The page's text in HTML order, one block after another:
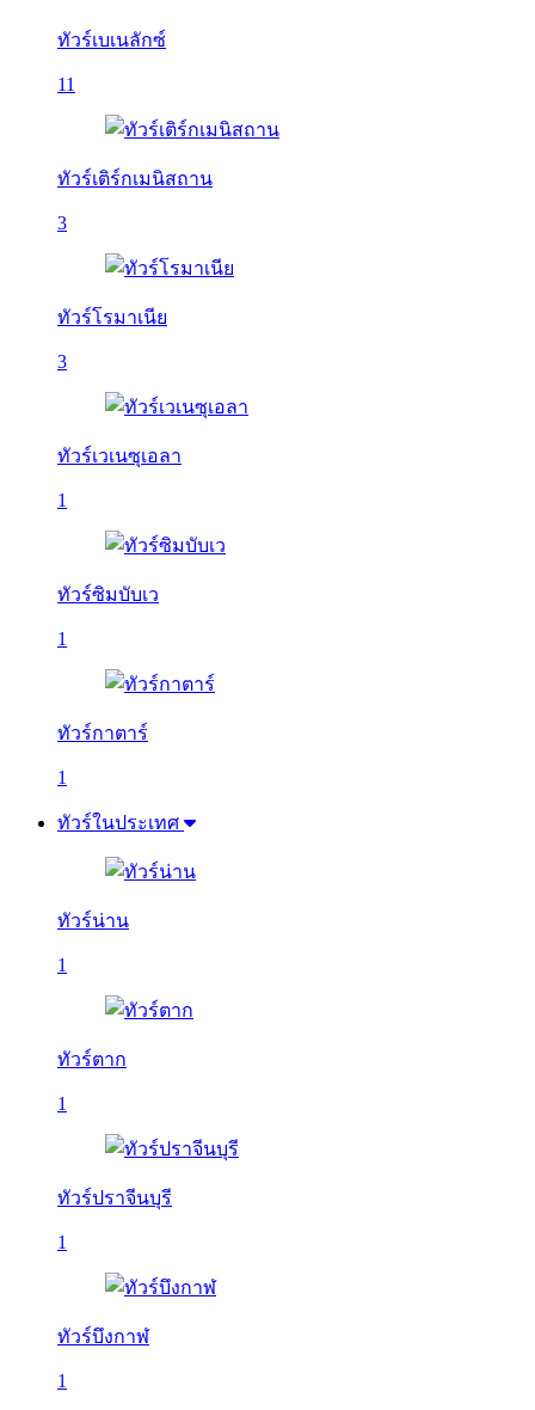
ทัวร์เบเนลักซ์
11
ทัวร์เติร์กเมนิสถาน
3
ทัวร์โรมาเนีย
3
ทัวร์เวเนซุเอลา
1
ทัวร์ซิมบับเว
1
ทัวร์กาตาร์
1
ทัวร์ในประเทศ
ทัวร์น่าน
1
ทัวร์ตาก
1
ทัวร์ปราจีนบุรี
1
ทัวร์บึงกาฬ
1